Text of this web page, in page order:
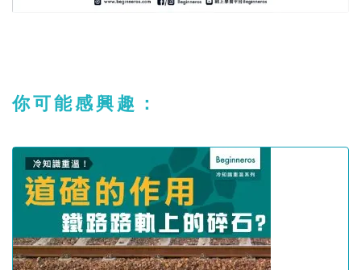
你可能感興趣：